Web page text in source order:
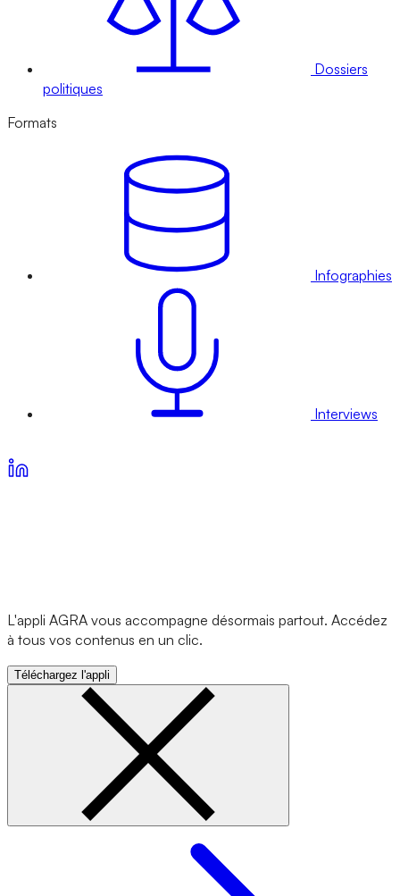
Dossiers
politiques
Formats
Infographies
Interviews
L'appli AGRA vous accompagne désormais partout. Accédez
à tous vos contenus en un clic.
Téléchargez l'appli